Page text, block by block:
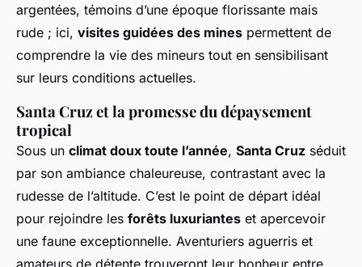
argentées, témoins d’une époque florissante mais
rude ; ici, visites guidées des mines permettent de
comprendre la vie des mineurs tout en sensibilisant
sur leurs conditions actuelles.
Santa Cruz et la promesse du dépaysement
tropical
Sous un climat doux toute l’année, Santa Cruz séduit
par son ambiance chaleureuse, contrastant avec la
rudesse de l’altitude. C’est le point de départ idéal
pour rejoindre les forêts luxuriantes et apercevoir
une faune exceptionnelle. Aventuriers aguerris et
amateurs de détente trouveront leur bonheur entre